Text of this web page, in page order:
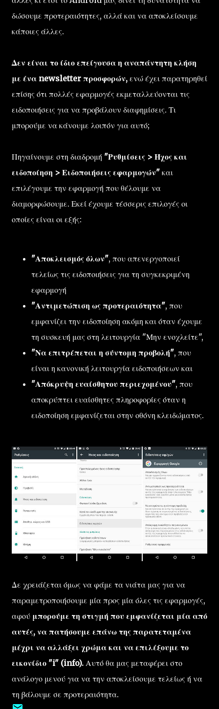
δώσουμε προτεραιότητες, αλλά και να αποκλείσουμε
κάποιες άλλες.
Δεν είναι το ίδιο επείγουσα η αναπάντητη κλήση
με ένα newsletter προσφορών, ενώ έχει παρατηρηθεί
επίσης ότι πολλές εφαρμογές εκμεταλλεύονται τις
ειδοποιήσεις για να προβάλουν διαφημίσεις. Τι
μπορούμε να κάνουμε λοιπόν για αυτό;
Πηγαίνουμε στη διαδρομή "Ρυθμίσεις > Ήχος και
ειδοποίηση > Ειδοποιήσεις εφαρμογών" και
επιλέγουμε την εφαρμογή που θέλουμε να
διαμορφώσουμε. Εκεί έχουμε τέσσερις επιλογές οι
οποίες είναι οι εξής:
"Αποκλεισμός όλων", που απενεργοποιεί
τελείως τις ειδοποιήσεις για τη συγκεκριμένη
εφαρμογή
"Αντιμετώπιση ως προτεραιότητα", που
εμφανίζει την ειδοποίηση ακόμη και όταν έχουμε
τη συσκευή μας στη λειτουργία "Μην ενοχλείτε",
"Να επιτρέπεται η σύντομη προβολή", που
είναι η κανονική λειτουργία ειδοποιήσεων και
"Απόκρυψη ευαίσθητου περιεχομένου", που
αποκρύπτει ευαίσθητες πληροφορίες όταν η
ειδοποίηση εμφανίζεται στην οθόνη κλειδώματος.
Δε χρειάζεται όμως να φάμε τα νιάτα μας για να
παραμετροποιήσουμε μία προς μία όλες τις εφαρμογές,
αφού μπορούμε τη στιγμή που εμφανίζεται μία από
αυτές, να πατήσουμε επάνω της παρατεταμένα
μέχρι να αλλάξει χρώμα και να επιλέξουμε το
εικονίδιο "i" (info). Αυτό θα μας μεταφέρει στο
ανάλογο μενού για να την αποκλείσουμε τελείως ή να
τη βάλουμε σε προτεραιότητα.